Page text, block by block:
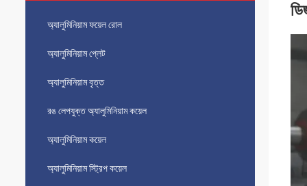
অ্যালুমিনিয়াম ফয়েল রোল
অ্যালুমিনিয়াম প্লেট
অ্যালুমিনিয়াম বৃত্ত
রঙ লেপযুক্ত অ্যালুমিনিয়াম কয়েল
অ্যালুমিনিয়াম কয়েল
অ্যালুমিনিয়াম স্ট্রিপ কয়েল